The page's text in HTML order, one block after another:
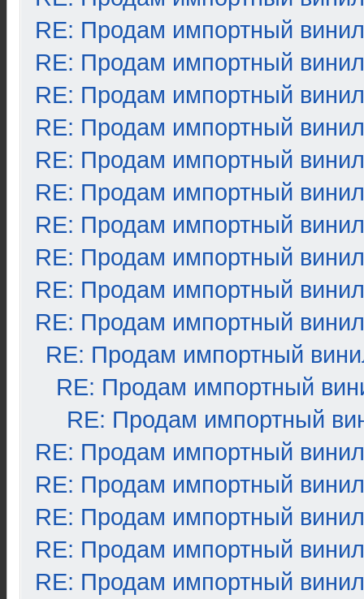
RE: Продам импортный винил
RE: Продам импортный винил
RE: Продам импортный винил
RE: Продам импортный винил
RE: Продам импортный винил
RE: Продам импортный винил
RE: Продам импортный винил
RE: Продам импортный винил
RE: Продам импортный винил
RE: Продам импортный винил
RE: Продам импортный
RE: Продам импортный
RE: Продам импортный
RE: Продам импортный винил
RE: Продам импортный винил
RE: Продам импортный винил
RE: Продам импортный винил
RE: Продам импортный винил